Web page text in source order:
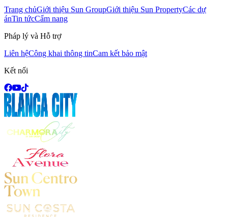
Trang chủGiới thiệu Sun GroupGiới thiệu Sun PropertyCác dự
ánTin tứcCẩm nang
Pháp lý và Hỗ trợ
Liên hệCông khai thông tinCam kết bảo mật
Kết nối